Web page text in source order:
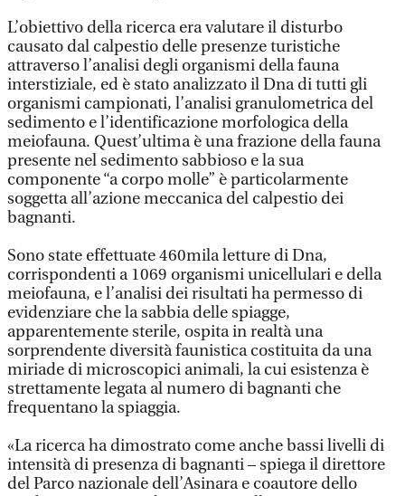
L’obiettivo della ricerca era valutare il disturbo
causato dal calpestio delle presenze turistiche
attraverso l’analisi degli organismi della fauna
interstiziale, ed è stato analizzato il Dna di tutti gli
organismi campionati, l’analisi granulometrica del
sedimento e l’identificazione morfologica della
meiofauna. Quest’ultima è una frazione della fauna
presente nel sedimento sabbioso e la sua
componente “a corpo molle” è particolarmente
soggetta all’azione meccanica del calpestio dei
bagnanti.
Sono state effettuate 460mila letture di Dna,
corrispondenti a 1069 organismi unicellulari e della
meiofauna, e l’analisi dei risultati ha permesso di
evidenziare che la sabbia delle spiagge,
apparentemente sterile, ospita in realtà una
sorprendente diversità faunistica costituita da una
miriade di microscopici animali, la cui esistenza è
strettamente legata al numero di bagnanti che
frequentano la spiaggia.
«La ricerca ha dimostrato come anche bassi livelli di
intensità di presenza di bagnanti – spiega il direttore
del Parco nazionale dell’Asinara e coautore dello